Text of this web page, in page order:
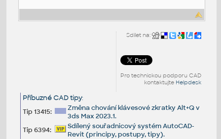
Sdílet na:
Pro technickou podporu CAD
kontaktujte Helpdesk
Příbuzné CAD tipy:
Tip 13415:
Změna chování klávesové zkratky Alt+Q v
3ds Max 2023.1.
Tip 6394:
Sdílený souřadnicový systém AutoCAD-
Revit (principy, postupy, tipy).